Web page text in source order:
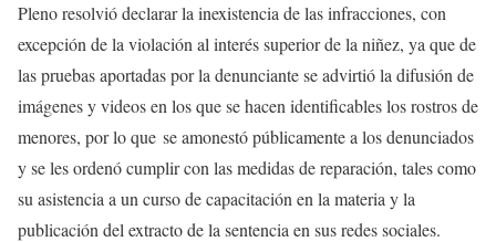
Pleno resolvió declarar la inexistencia de las infracciones, con
excepción de la violación al interés superior de la niñez, ya que de
las pruebas aportadas por la denunciante se advirtió la difusión de
imágenes y videos en los que se hacen identificables los rostros de
menores, por lo que se amonestó públicamente a los denunciados
y se les ordenó cumplir con las medidas de reparación, tales como
su asistencia a un curso de capacitación en la materia y la
publicación del extracto de la sentencia en sus redes sociales.